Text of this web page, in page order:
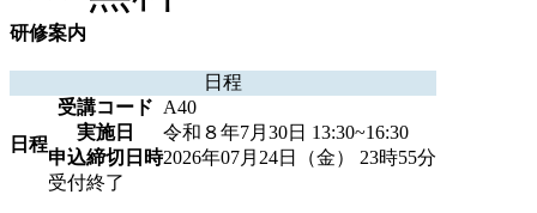
研修案内
日程
日程
受講コード A40
実施日
令和８年7月30日 13:30~16:30
申込締切日時2026年07月24日（金） 23時55分
受付終了